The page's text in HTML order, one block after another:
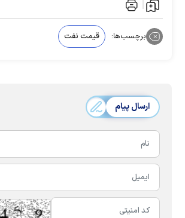
برچسب‌ها: قیمت نفت
ارسال پیام